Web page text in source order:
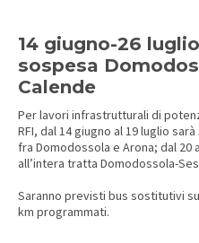
14 giugno-26
sospesa
Calende
Per lavori infrastrutturali di
RFI, dal 14 giugno al 19 luglio
fra Domodossola e Arona; dal
all’intera tratta Domodossola-
Saranno previsti bus sostitutivi
km programmati.